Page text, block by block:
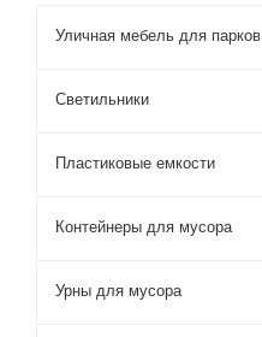
Уличная мебель для парков
Светильники
Пластиковые емкости
Контейнеры для мусора
Урны для мусора